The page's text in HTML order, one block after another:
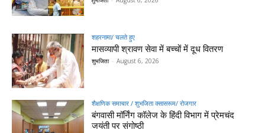
शहरनामा/ चलते हुए
मासव्यापी श्रावण सेवा में बच्चों में दूध वितरण
शुभजिता - August 6, 2026
शैक्षणिक समाचार / शुभजिता क्सासरूम/ रोजगार
बंगवासी मॉर्निंग कॉलेज के हिंदी विभाग में प्रेमचंद
जयंती पर संगोष्ठी